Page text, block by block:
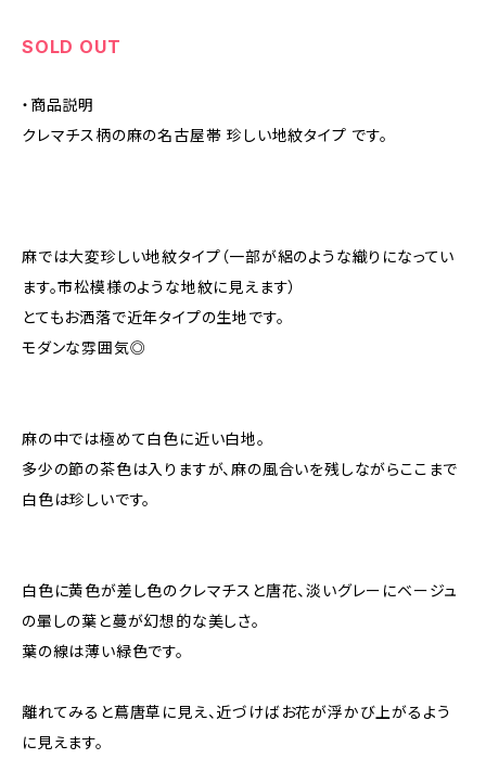
SOLD OUT
・商品説明
クレマチス柄の麻の名古屋帯 珍しい地紋タイプ です。
麻では大変珍しい地紋タイプ（一部が絽のような織りになってい
ます。市松模様のような地紋に見えます）
とてもお洒落で近年タイプの生地です。
モダンな雰囲気◎
麻の中では極めて白色に近い白地。
多少の節の茶色は入りますが、麻の風合いを残しながらここまで
白色は珍しいです。
白色に黄色が差し色のクレマチスと唐花、淡いグレーにベージュ
の暈しの葉と蔓が幻想的な美しさ。
葉の線は薄い緑色です。
離れてみると蔦唐草に見え、近づけばお花が浮かび上がるよう
に見えます。